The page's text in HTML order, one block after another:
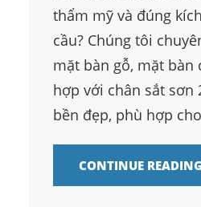
thẩm mỹ và đúng
cầu? Chúng tôi
mặt bàn gỗ, mặt bàn
hợp với chân sắt sơn
bền đẹp, phù hợp
CONTINUE READING